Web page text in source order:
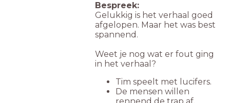
Bespreek:
Gelukkig is het verhaal goed
afgelopen. Maar het was best
spannend.
Weet je nog wat er fout ging
in het verhaal?
Tim speelt met lucifers.
De mensen willen